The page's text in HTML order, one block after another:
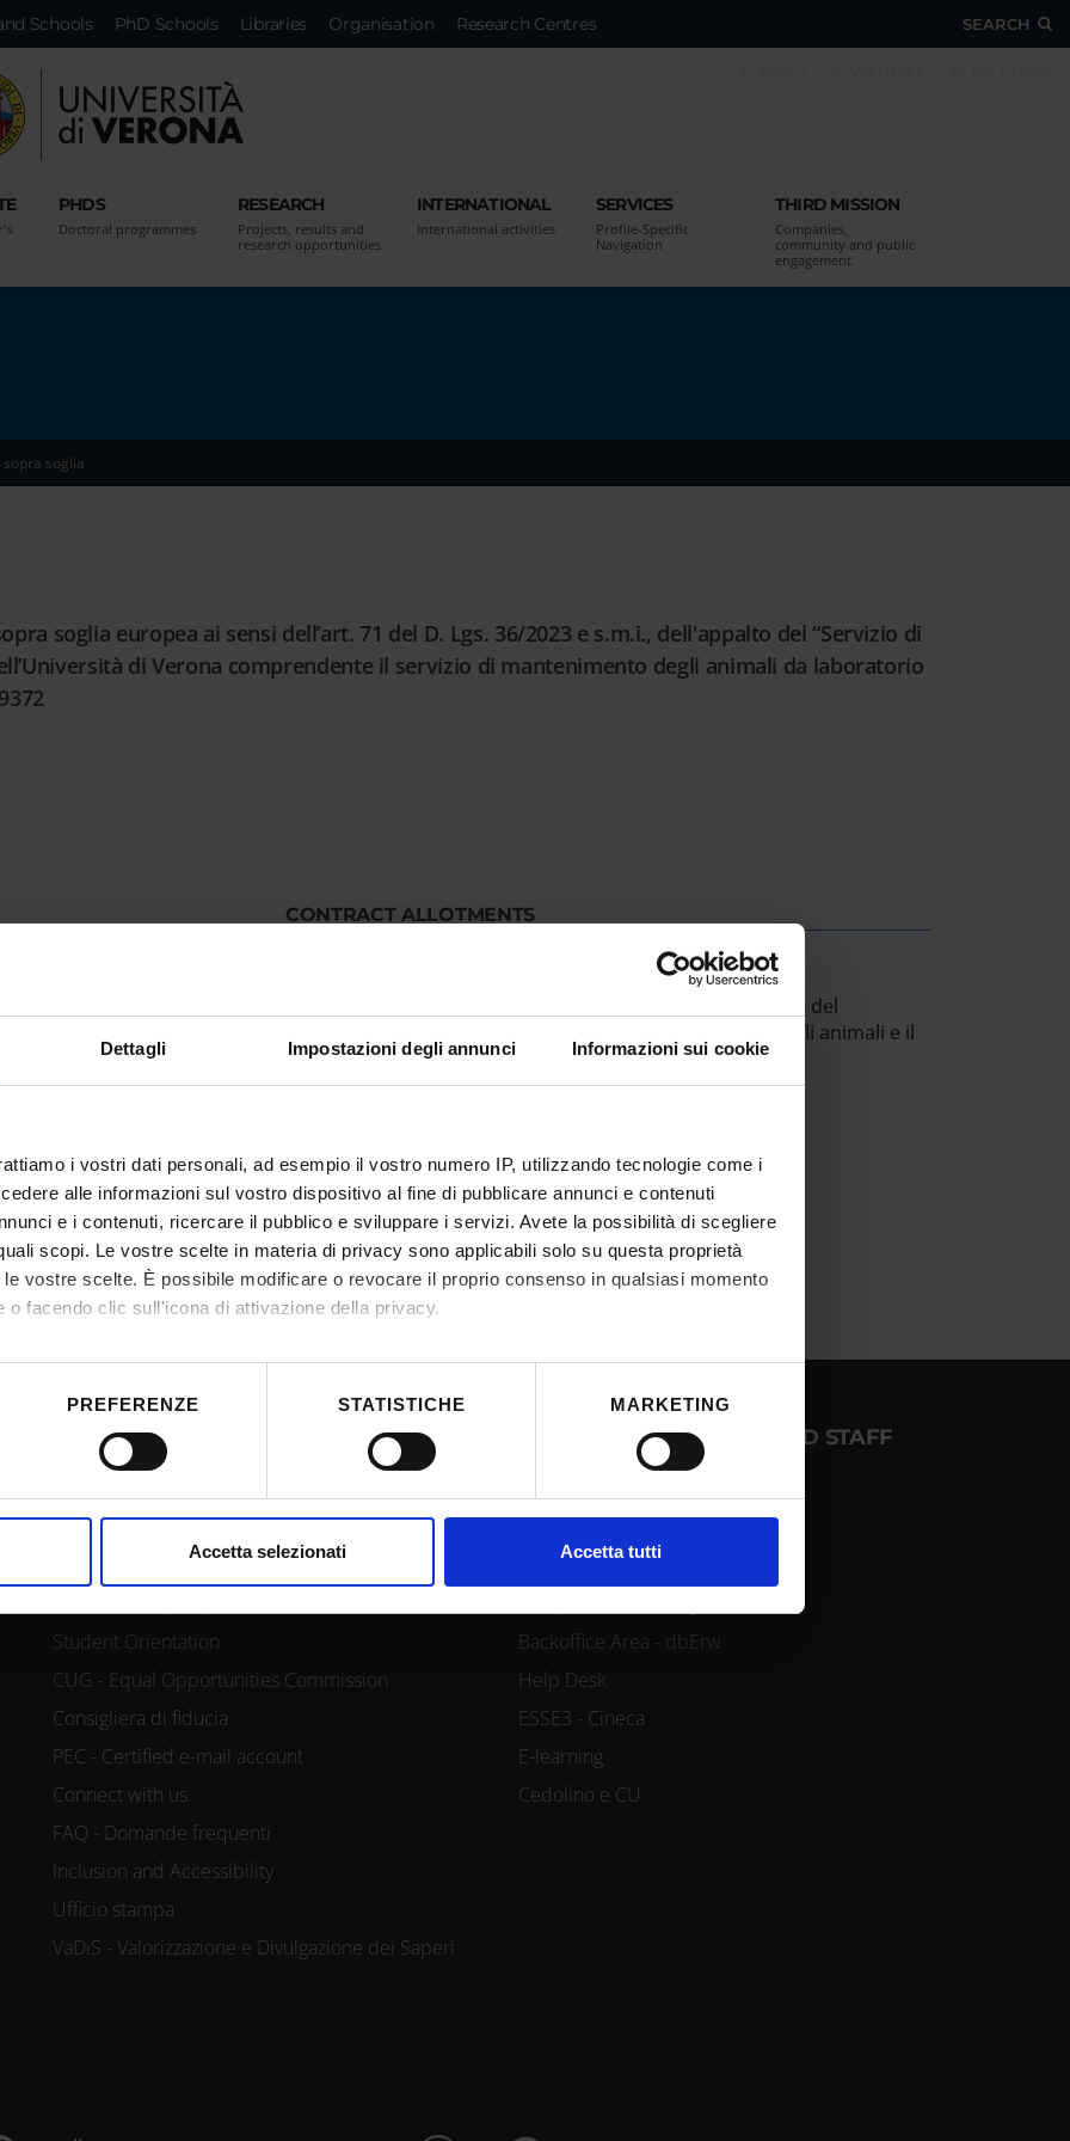
Dettagli Impostazioni degli annunci Informazioni sui cookie
i vostri dati personali, ad esempio il vostro numero IP, utilizzando tecnologie come i
alle informazioni sul vostro dispositivo al fine di pubblicare annunci e contenuti
e i contenuti, ricercare il pubblico e sviluppare i servizi. Avete la possibilità di scegliere
scopi. Le vostre scelte in materia di privacy sono applicabili solo su questa proprietà
vostre scelte. È possibile modificare o revocare il proprio consenso in qualsiasi momento
o facendo clic sull'icona di attivazione della privacy.
anche:
tua posizione geografica, con un'approssimazione di qualche metro,
elaborati i tuoi dati personali e imposta le tue preferenze nella
sezione dettagli . Puoi
contenuti ed annunci, per fornire funzionalità dei social media e per analizzare il
dei loro servizi.
PREFERENZE STATISTICHE MARKETING
Accetta selezionati Accetta tutti
SEARCH
Schools PhD Schools Libraries Organisation Research Centres
PHDS
Doctoral programmes
RESEARCH
Projects, results and
research opportunities
INTERNATIONAL
International activities
SERVICES
Profile-Specific
Navigation
THIRD MISSION
Companies,
community and public
engagement
soglia
soglia europea ai sensi dell’art. 71 del D. Lgs. 36/2023 e s.m.i., dell'appalto del “Servizio di
di Verona comprendente il servizio di mantenimento degli animali da laboratorio
link:
CONTRACT ALLOTMENTS
10028128 - LOG 2604 - "Servizio di gestione degli stabulari del
C.I.R.S.A.L. comprendente il servizio di mantenimento degli animali e il
servizio di pulizia"
CIG code
CONTACTS
URP - Ufficio Relazioni con il pubblico
Mappa delle sedi didattiche
Student Orientation
CUG - Equal Opportunities Commission
Consigliera di fiducia
PEC - Certified e-mail account
Connect with us
FAQ - Domande frequenti
Inclusion and Accessibility
Ufficio stampa
VaDiS - Valorizzazione e Divulgazione dei Saperi
LOGIN FOR STUDENTS AND STAFF
Outlook Webmail
Backoffice Area - dbErw
Help Desk
ESSE3 - Cineca
E-learning
Cedolino e CU